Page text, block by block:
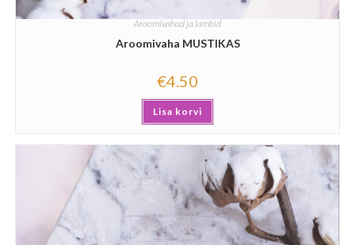
Aroomivahad ja lambid
Aroomivaha MUSTIKAS
€4.50
Lisa korvi